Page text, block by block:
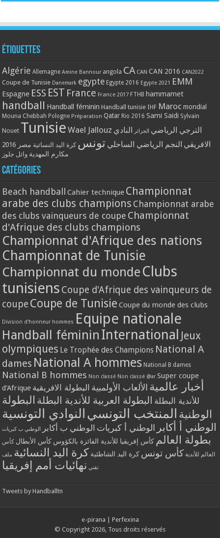
Étiquettes
Algérie Allemagne Amine Bannour angola CA CAN CAN 2016 CAN2022
Coupe de Tunisie Danemark egypte Egypte 2016 Egypte 2021 EMM
Espagne ESS EST France France 2017 FTHB hammamet
handball Handball féminin Handball tunisie IHF Maroc mondial
Mouna Chebbah Pologne Préparation Qatar Rio 2016 Sami Saidi Sylvain
Nouet Tunisie Wael Jallouz الترجي الرياضي الجزائر النادي
الافريقي النجم الرياضي الساحلي تونس كرة اليد النسائية مصر 2016
مكارم المهدية وائل جلوز
Catégories
Beach handball Cahier technique Championnat
arabe des clubs champions Championnat arabe
des clubs vainqueurs de coupe Championnat
d'Afrique des clubs champions
Championnat d'Afrique des nations
Championnat de Tunisie
Championnat du monde Clubs
tunisiens Coupe d'Afrique des vainqueurs de
coupe Coupe de Tunisie Coupe du monde des clubs
Division d'honneur hommes Equipe nationale
Handball féminin International Jeux
olympiques Le Trophée des Champions National A
dames National A hommes National B dames
National B hommes Non classé Non classé @ar Super coupe
d'Afrique
أخبار عالمية الألعاب الأولمبية البطولة الافريقية
للأندية البطلة البطولة العربية للأندية البطلة البطولة
الوطنية المنتخب التونسي النوادي التونسية
الوطني أ أكابر الوطني أ كبريات الوطني ب أكابر الوطني ب كبريات
بطولة العالم كأس إفريقيا للأندية الفائزة بالكؤوس كأس الأبطال كأس
العالم للأندية كأس تونس كرة اليد الشاطئية كرة اليد النسائية ملف
تقني نهائيات أمم إفريقيا
Tweets by Handballtn
e-pirana
Perfexina
© Copyright 2026, Tous droits réservés